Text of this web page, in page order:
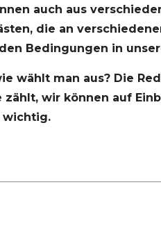
auch aus
die an
Bedingungen in
wählt man aus? Die
wir können auf
wichtig.